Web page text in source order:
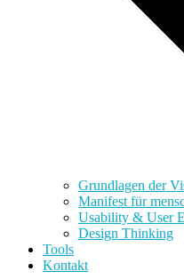
Grundlagen der
Manifest für
Usability & User
Design Thinking
Tools
Kontakt